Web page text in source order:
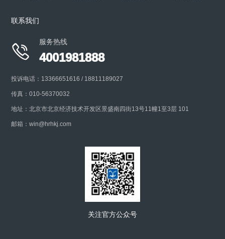
联系我们

服务热线
4001981888
投诉电话：13366651616 / 18811189027
传真：010-56370032
地址：北京市北京经济技术开发区景盛南四街13号11幢1至3层 101
邮箱：win@hrhkj.com
关注官方公众号